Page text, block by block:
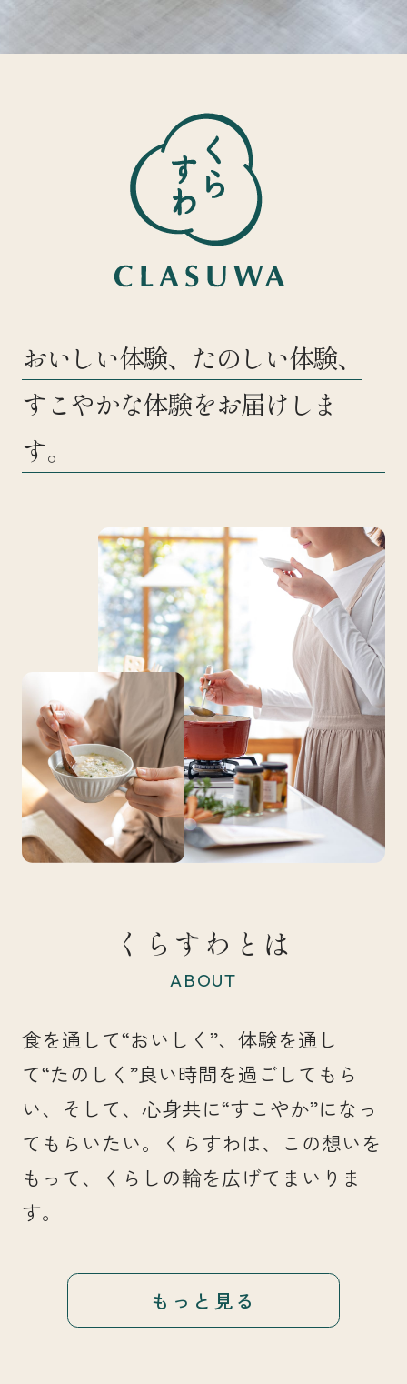
おいしい体験、たのしい体験、
すこやかな体験をお届けしま
す。
くらすわとは
ABOUT
食を通して“おいしく”、体験を通し
て“たのしく”良い時間を過ごしてもら
い、そして、心身共に“すこやか”になっ
てもらいたい。くらすわは、この想いを
もって、くらしの輪を広げてまいりま
す。
もっと見る